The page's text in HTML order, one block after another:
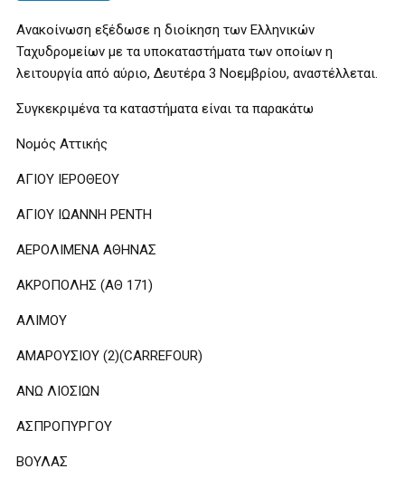
Ανακοίνωση εξέδωσε η διοίκηση των Ελληνικών
Ταχυδρομείων με τα υποκαταστήματα των οποίων η
λειτουργία από αύριο, Δευτέρα 3 Νοεμβρίου, αναστέλλεται.
Συγκεκριμένα τα καταστήματα είναι τα παρακάτω
Νομός Αττικής
ΑΓΙΟΥ ΙΕΡΟΘΕΟΥ
ΑΓΙΟΥ ΙΩΑΝΝΗ ΡΕΝΤΗ
ΑΕΡΟΛΙΜΕΝΑ ΑΘΗΝΑΣ
ΑΚΡΟΠΟΛΗΣ (ΑΘ 171)
ΑΛΙΜΟΥ
ΑΜΑΡΟΥΣΙΟΥ (2)(CARREFOUR)
ΑΝΩ ΛΙΟΣΙΩΝ
ΑΣΠΡΟΠΥΡΓΟΥ
ΒΟΥΛΑΣ